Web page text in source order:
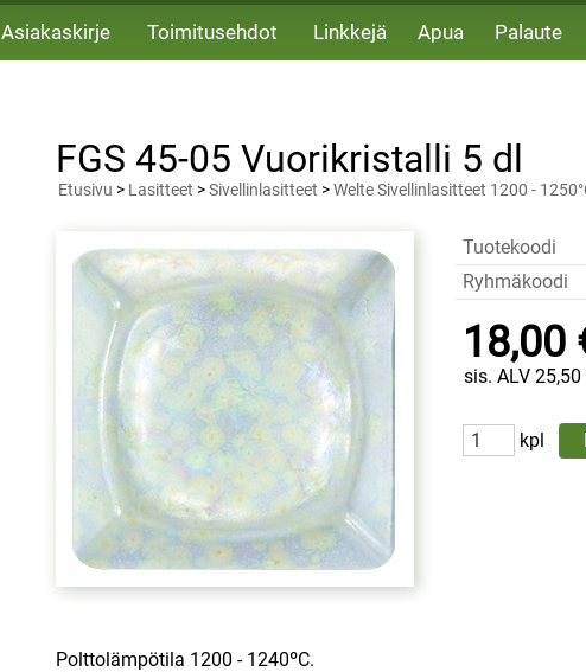
Asiakaskirje Toimitusehdot Linkkejä Apua Palaute
FGS 45-05 Vuorikristalli 5 dl
Etusivu > Lasitteet >Sivellinlasitteet >Welte Sivellinlasitteet 1200 -
Tuotekoodi
Ryhmäkoodi
18,00
sis. ALV 25,50
kpl
Polttolämpötila 1200 - 1240ºC.